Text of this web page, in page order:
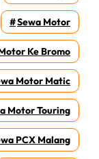
Sewa Motor
Ke Bromo
Motor Matic
Motor Touring
PCX Malang